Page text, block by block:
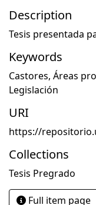
Description
Tesis presentada
Keywords
Castores, Áreas
Legislación
URI
https://
Collections
Tesis Pregrado
Full item page